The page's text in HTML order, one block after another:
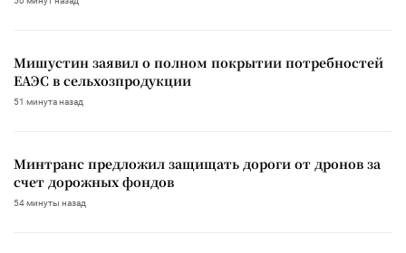
Мишустин заявил о полном покрытии потребностей
ЕАЭС в сельхозпродукции
51 минута назад
Минтранс предложил защищать дороги от дронов за
счет дорожных фондов
54 минуты назад